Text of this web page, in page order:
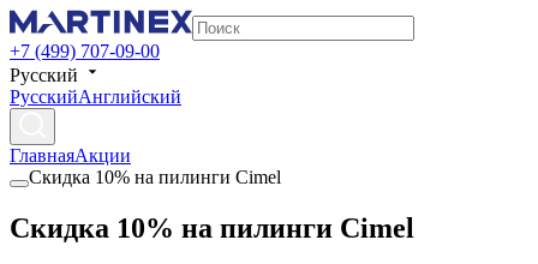
+7 (499) 707-09-00
Русский
РусскийАнглийский
ГлавнаяАкции
Скидка 10% на пилинги Cimel
Скидка 10% на пилинги Cimel